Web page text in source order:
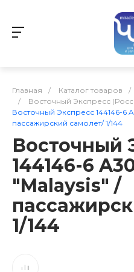
Главная / Каталог товаров /
/
Восточный Экспресс
Восточный Экспресс 144146-6
пассажирский самолет/ 1/144
Восточный
144146-6
"Malaysis" /
1/144